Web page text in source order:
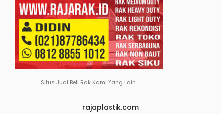
Situs Jual Beli Rak Kami Yang Lain.
rajaplastik.com